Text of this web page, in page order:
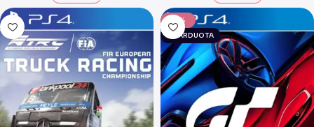
-9%
IŠPARDUOTA